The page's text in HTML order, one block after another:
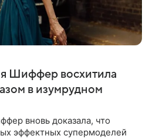
Шиффер восхитила
в изумрудном
вновь доказала, что
эффектных супермоделей